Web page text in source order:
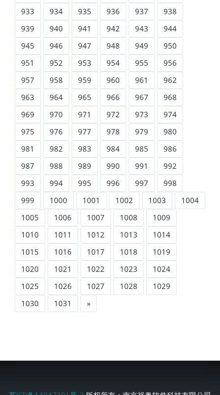
933
934 935 936 937
938
939
940 941 942 943
944
945
946 947 948 949
950
951
952 953 954 955
956
957
958 959 960 961
962
963
964 965 966 967
968
969
970 971 972 973
974
975
976 977 978 979
980
981
982 983 984 985
986
987
988 989 990 991
992
993
994 995 996 997
998
999
1000 1001 1002 1003
1004
1005
1006 1007 1008
1009
1010
1011 1012 1013
1014
1015
1016 1017 1018
1019
1020
1021 1022 1023
1024
1025
1026 1027 1028
1029
1030
1031 »